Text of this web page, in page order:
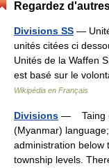
Regardez
Divisions SS —
unités citées ci
Unités de la Waffen
est basé sur le
Wikipédia en Français
Divisions — Taing
(Myanmar)
administration below
township levels.